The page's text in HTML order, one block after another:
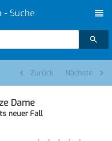
- Suche
Zurück Nächste
Dame
neuer Fall